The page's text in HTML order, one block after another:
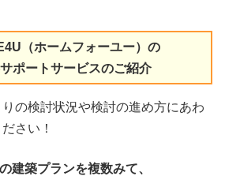
（ホームフォーユー）の
ポートサービスのご紹介
の検討状況や検討の進め方にあわ
さい！
建築プランを複数みて、